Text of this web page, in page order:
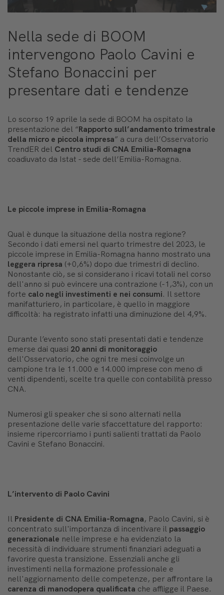
Nella sede di BOOM
intervengono Paolo Cavini e
Stefano Bonaccini per
presentare dati e tendenze
Lo scorso 19 aprile la sede di BOOM ha ospitato la
presentazione del “Rapporto sull’andamento trimestrale
della micro e piccola impresa” a cura dell’Osservatorio
TrendER del Centro studi di CNA Emilia-Romagna
coadiuvato da Istat - sede dell’Emilia-Romagna.
Le piccole imprese in Emilia-Romagna
Qual è dunque la situazione della nostra regione?
Secondo i dati emersi nel quarto trimestre del 2023, le
piccole imprese in Emilia-Romagna hanno mostrato una
leggera ripresa (+0,6%) dopo due trimestri di declino.
Nonostante ciò, se si considerano i ricavi totali nel corso
dell'anno si può evincere una contrazione (-1,3%), con un
forte calo negli investimenti e nei consumi. Il settore
manifatturiero, in particolare, è quello in maggiore
difficoltà: ha registrato infatti una diminuzione del 4,9%.
Durante l’evento sono stati presentati dati e tendenze
emerse dai quasi 20 anni di monitoraggio
dell'Osservatorio, che ogni tre mesi coinvolge un
campione tra le 11.000 e 14.000 imprese con meno di
venti dipendenti, scelte tra quelle con contabilità presso
CNA.
Numerosi gli speaker che si sono alternati nella
presentazione delle varie sfaccettature del rapporto:
insieme ripercorriamo i punti salienti trattati da Paolo
Cavini e Stefano Bonaccini.
L’intervento di Paolo Cavini
Il Presidente di CNA Emilia-Romagna, Paolo Cavini, si è
concentrato sull'importanza di incentivare il passaggio
generazionale nelle imprese e ha evidenziato la
necessità di individuare strumenti finanziari adeguati a
favorire questa transizione. Essenziali anche gli
investimenti nella formazione professionale e
nell'aggiornamento delle competenze, per affrontare la
carenza di manodopera qualificata che affligge il Paese.